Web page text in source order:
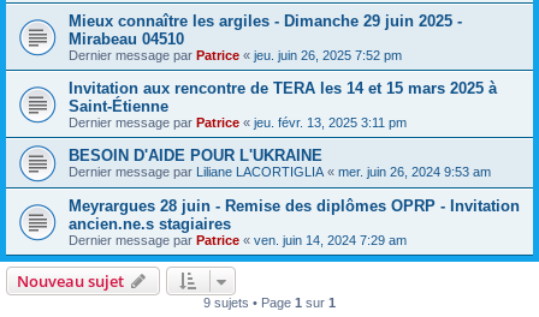
Mieux connaître les argiles - Dimanche 29 juin 2025 -
Mirabeau 04510
Dernier message par Patrice « jeu. juin 26, 2025 7:52 pm
Invitation aux rencontre de TERA les 14 et 15 mars 2025 à
Saint-Étienne
Dernier message par Patrice « jeu. févr. 13, 2025 3:11 pm
BESOIN D'AIDE POUR L'UKRAINE
Dernier message par Liliane LACORTIGLIA « mer. juin 26, 2024 9:53 am
Meyrargues 28 juin - Remise des diplômes OPRP - Invitation
ancien.ne.s stagiaires
Dernier message par Patrice « ven. juin 14, 2024 7:29 am
Nouveau sujet
9 sujets • Page 1 sur 1